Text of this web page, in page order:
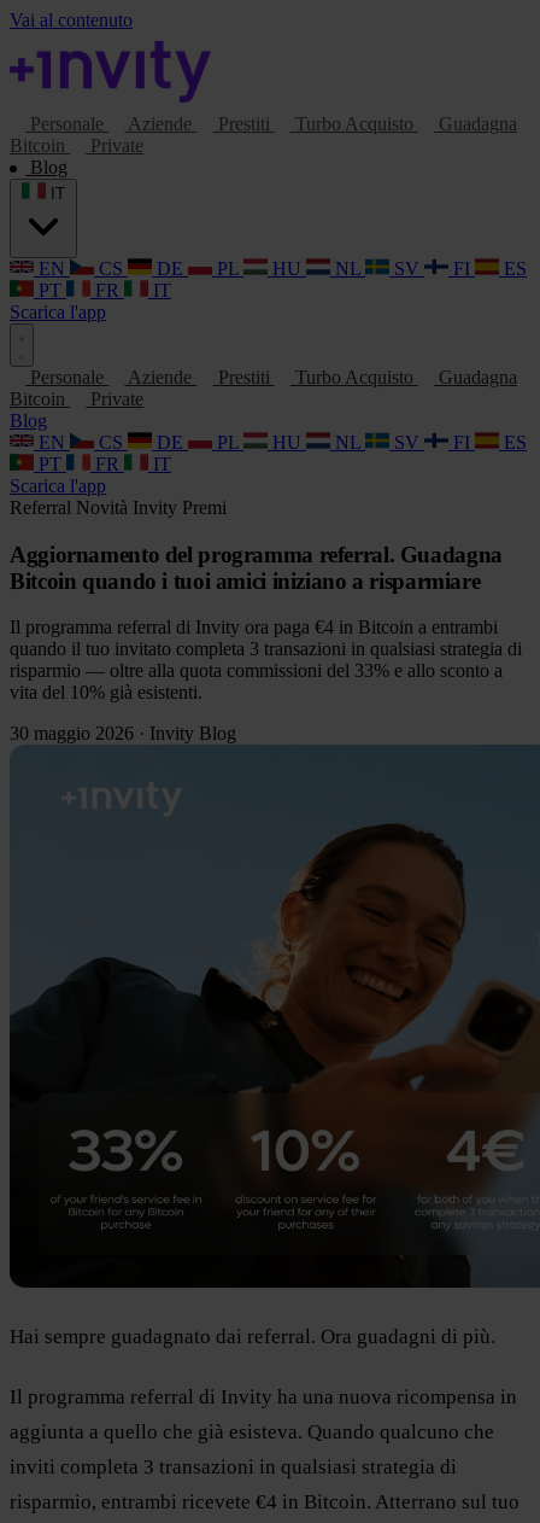
Vai al contenuto
Personale Aziende Prestiti Turbo Acquisto
Guadagna
Bitcoin
Private
Blog
EN CS DE PL HU NL SV FI
ES
PT
FR
IT
Scarica l'app
Personale Aziende Prestiti Turbo Acquisto
Guadagna
Bitcoin
Private
Blog
EN
CS DE PL HU NL SV FI
ES
PT
FR
IT
Scarica l'app
Referral Novità Invity Premi
Aggiornamento del programma referral. Guadagna
Bitcoin quando i tuoi amici iniziano a risparmiare
Il programma referral di Invity ora paga €4 in Bitcoin a entrambi
quando il tuo invitato completa 3 transazioni in qualsiasi strategia di
risparmio — oltre alla quota commissioni del 33% e allo sconto a
vita del 10% già esistenti.
30 maggio 2026 · Invity Blog
Hai sempre guadagnato dai referral. Ora guadagni di più.
Il programma referral di Invity ha una nuova ricompensa in
aggiunta a quello che già esisteva. Quando qualcuno che
inviti completa 3 transazioni in qualsiasi strategia di
risparmio, entrambi ricevete €4 in Bitcoin. Atterrano sul tuo